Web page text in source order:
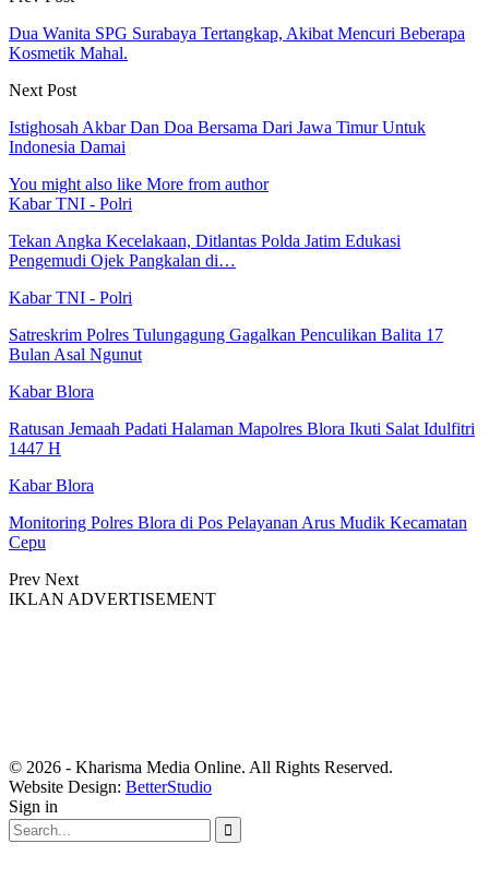
Dua Wanita SPG Surabaya Tertangkap, Akibat Mencuri Beberapa
Kosmetik Mahal.
Next Post
Istighosah Akbar Dan Doa Bersama Dari Jawa Timur Untuk
Indonesia Damai
You might also like More from author
Kabar TNI - Polri
Tekan Angka Kecelakaan, Ditlantas Polda Jatim Edukasi
Pengemudi Ojek Pangkalan di…
Kabar TNI - Polri
Satreskrim Polres Tulungagung Gagalkan Penculikan Balita 17
Bulan Asal Ngunut
Kabar Blora
Ratusan Jemaah Padati Halaman Mapolres Blora Ikuti Salat Idulfitri
1447 H
Kabar Blora
Monitoring Polres Blora di Pos Pelayanan Arus Mudik Kecamatan
Cepu
Prev Next
IKLAN ADVERTISEMENT
© 2026 - Kharisma Media Online. All Rights Reserved.
Website Design: BetterStudio
Sign in